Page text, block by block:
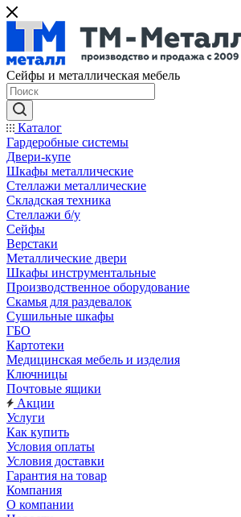
Сейфы и металлическая мебель
Каталог
Гардеробные системы
Двери-купе
Шкафы металлические
Стеллажи металлические
Складская техника
Стеллажи б/у
Сейфы
Верстаки
Металлические двери
Шкафы инструментальные
Производственное оборудование
Скамья для раздевалок
Сушильные шкафы
ГБО
Картотеки
Медицинская мебель и изделия
Ключницы
Почтовые ящики
Акции
Услуги
Как купить
Условия оплаты
Условия доставки
Гарантия на товар
Компания
О компании